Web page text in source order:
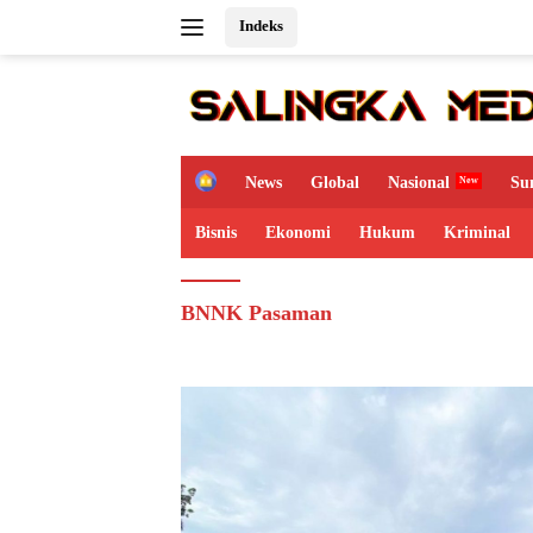
Indeks
H
m
e
News Global Nasional
Bisnis Ekonomi Hukum Kriminal
BNNK Pasaman